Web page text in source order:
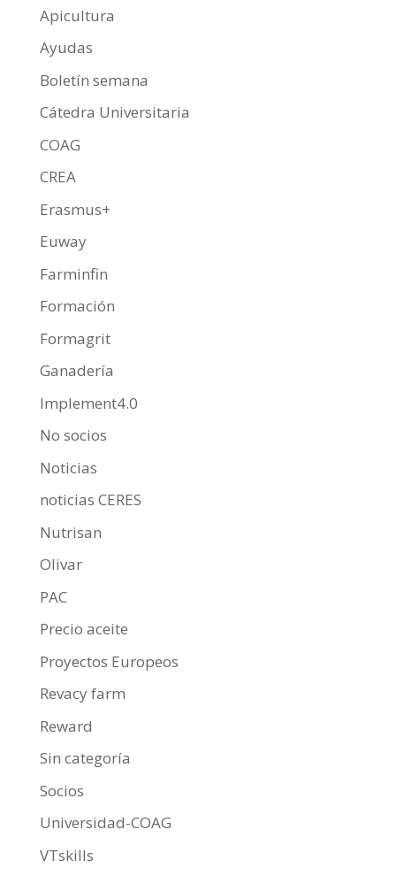
Apicultura
Ayudas
Boletín semana
Cátedra Universitaria
COAG
CREA
Erasmus+
Euway
Farminfin
Formación
Formagrit
Ganadería
Implement4.0
No socios
Noticias
noticias CERES
Nutrisan
Olivar
PAC
Precio aceite
Proyectos Europeos
Revacy farm
Reward
Sin categoría
Socios
Universidad-COAG
VTskills